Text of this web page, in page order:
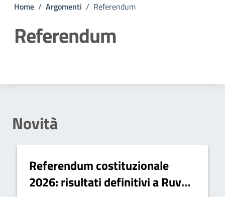
Home / Argomenti / Referendum
Referendum
Novità
Referendum costituzionale
2026: risultati definitivi a Ruvo